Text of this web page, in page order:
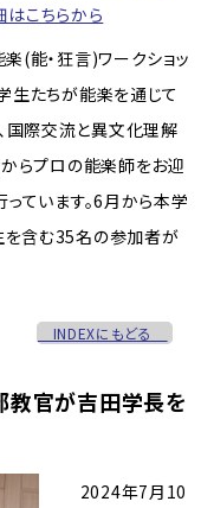
こちらから
(能・狂言)ワークショッ
生たちが能楽を通じて
国際交流と異文化理解
らプロの能楽師をお迎
っています。6月から本学
を含む35名の参加者が
INDEXにもどる
教官が吉田学長を
2024年7月10